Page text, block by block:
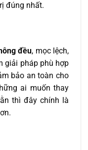
đúng nhất.
đều, mọc lệch,
giải pháp phù hợp
bảo an toàn cho
ai muốn thay
thì đây chính là